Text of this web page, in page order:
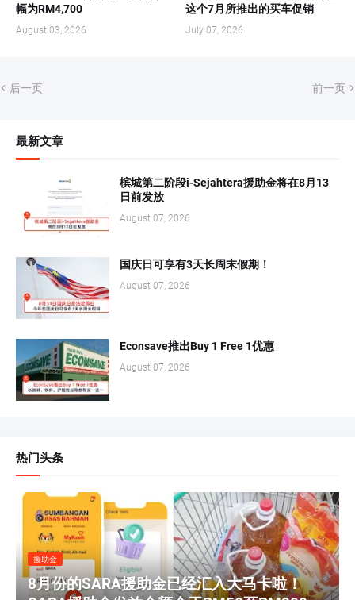
幅为RM4,700
August 03, 2026
这个7月所推出的买车促销
July 07, 2026
后一页 前一页
最新文章
槟城第二阶段i-Sejahtera援助金将在8月13
日前发放
August 07, 2026
国庆日可享有3天长周末假期！
August 07, 2026
Econsave推出Buy 1 Free 1优惠
August 07, 2026
热门头条
援助金
8月份的SARA援助金已经汇入大马卡啦！